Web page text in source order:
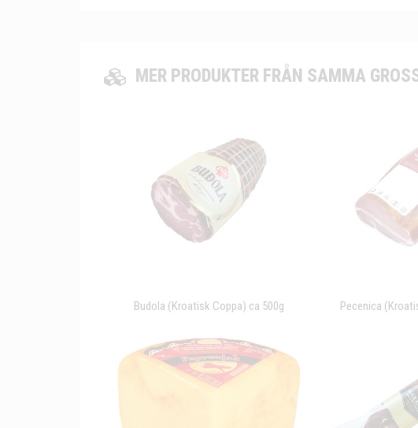
MER PRODUKTER FRÅN SAMMA
Budola (Kroatisk Coppa) ca 500g Pecenica